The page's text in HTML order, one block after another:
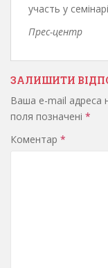
участь у
Прес-центр
ЗАЛИШИТИ
Ваша e-mail адреса
поля позначені *
Коментар *